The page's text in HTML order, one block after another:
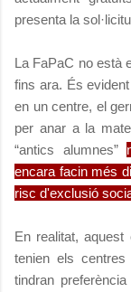
presenta la
La FaPaC no està
fins ara. És
en un centre, el
per anar a la
“antics alumnes”
encara facin més
risc d'exclusió
En realitat,
tenien els centres
tindran